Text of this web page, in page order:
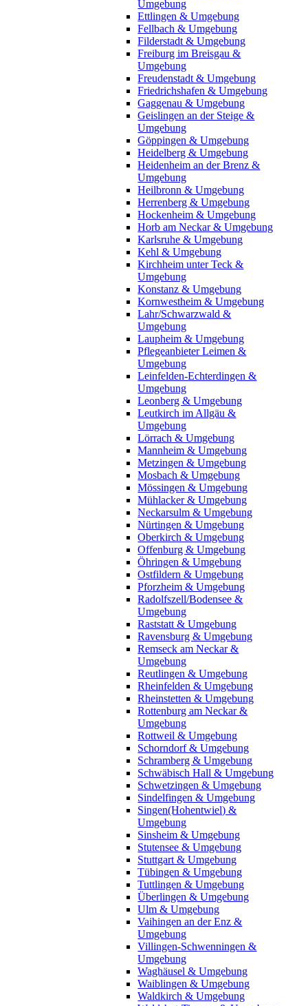
Umgebung
Ettlingen & Umgebung
Fellbach & Umgebung
Filderstadt & Umgebung
Freiburg im Breisgau &
Umgebung
Freudenstadt & Umgebung
Friedrichshafen & Umgebung
Gaggenau & Umgebung
Geislingen an der Steige &
Umgebung
Göppingen & Umgebung
Heidelberg & Umgebung
Heidenheim an der Brenz &
Umgebung
Heilbronn & Umgebung
Herrenberg & Umgebung
Hockenheim & Umgebung
Horb am Neckar & Umgebung
Karlsruhe & Umgebung
Kehl & Umgebung
Kirchheim unter Teck &
Umgebung
Konstanz & Umgebung
Kornwestheim & Umgebung
Lahr/Schwarzwald &
Umgebung
Laupheim & Umgebung
Pflegeanbieter Leimen &
Umgebung
Leinfelden-Echterdingen &
Umgebung
Leonberg & Umgebung
Leutkirch im Allgäu &
Umgebung
Lörrach & Umgebung
Mannheim & Umgebung
Metzingen & Umgebung
Mosbach & Umgebung
Mössingen & Umgebung
Mühlacker & Umgebung
Neckarsulm & Umgebung
Nürtingen & Umgebung
Oberkirch & Umgebung
Offenburg & Umgebung
Öhringen & Umgebung
Ostfildern & Umgebung
Pforzheim & Umgebung
Radolfszell/Bodensee &
Umgebung
Raststatt & Umgebung
Ravensburg & Umgebung
Remseck am Neckar &
Umgebung
Reutlingen & Umgebung
Rheinfelden & Umgebung
Rheinstetten & Umgebung
Rottenburg am Neckar &
Umgebung
Rottweil & Umgebung
Schorndorf & Umgebung
Schramberg & Umgebung
Schwäbisch Hall & Umgebung
Schwetzingen & Umgebung
Sindelfingen & Umgebung
Singen(Hohentwiel) &
Umgebung
Sinsheim & Umgebung
Stutensee & Umgebung
Stuttgart & Umgebung
Tübingen & Umgebung
Tuttlingen & Umgebung
Überlingen & Umgebung
Ulm & Umgebung
Vaihingen an der Enz &
Umgebung
Villingen-Schwenningen &
Umgebung
Waghäusel & Umgebung
Waiblingen & Umgebung
Waldkirch & Umgebung